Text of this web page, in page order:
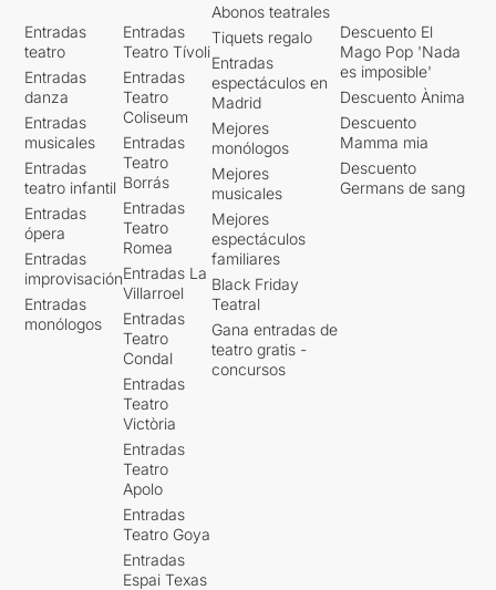
Entradas
teatro
Entradas
danza
Entradas
musicales
Entradas
teatro infantil
Entradas
ópera
Entradas
improvisación
Entradas
monólogos
Entradas
Teatro Tívoli
Entradas
Teatro
Coliseum
Entradas
Teatro
Borrás
Entradas
Teatro
Romea
Entradas La
Villarroel
Entradas
Teatro
Condal
Entradas
Teatro
Victòria
Entradas
Teatro
Apolo
Entradas
Teatro Goya
Entradas
Espai Texas
Abonos teatrales
Tiquets regalo
Entradas
espectáculos en
Madrid
Mejores
monólogos
Mejores
musicales
Mejores
espectáculos
familiares
Black Friday
Teatral
Gana entradas de
teatro gratis -
concursos
Descuento El
Mago Pop 'Nada
es imposible'
Descuento Ànima
Descuento
Mamma mia
Descuento
Germans de sang